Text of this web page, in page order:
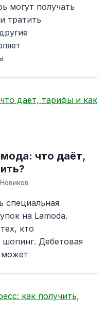
могут получать
тратить
что даёт,
специальная
на Lamoda.
кто
Дебетовая